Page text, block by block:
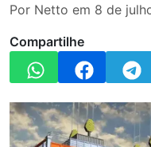
Por Netto em 8 de
Compartilhe